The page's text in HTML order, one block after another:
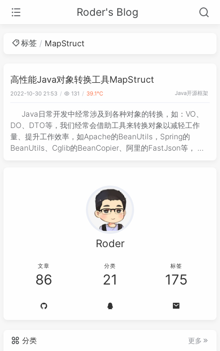
Roder's Blog
标签 MapStruct
高性能Java对象转换工具MapStruct
2022-10-30 21:53 131 39.1℃ Java开源框架
Java日常开发中经常涉及到各种对象的转换，如：VO、
DO、DTO等，我们经常会借助工具来转换对象以减轻工作
量、提升工作效率，如Apache的BeanUtils，Spring的
BeanUtils、Cglib的BeanCopier、阿里的FastJson等， 本
Roder
文章
86
分类
21
标签
175
分类 更多